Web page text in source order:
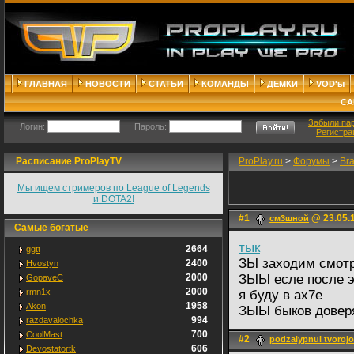
ГЛАВНАЯ НОВОСТИ СТАТЬИ КОМАНДЫ ДЕМКИ
VOD'ы
Логин: Пароль:
Забыли
Расписание ProPlayTV
Мы ищем стримеров по League of Legends
и DOTA2!
Самые богатые
ggtt 2664
Hvostyn 2400
GopaveC 2000
rmn1x 2000
Akon 1958
razdavalochka 994
CoolMast 700
Devostatortk 606
ProPlay.ru > Форумы >
#1 см3шной @
тык
ЗЫ заходим
ЗЫЫ есле после
я буду в ах7е
ЗЫЫ быков
#2 podzalypnui